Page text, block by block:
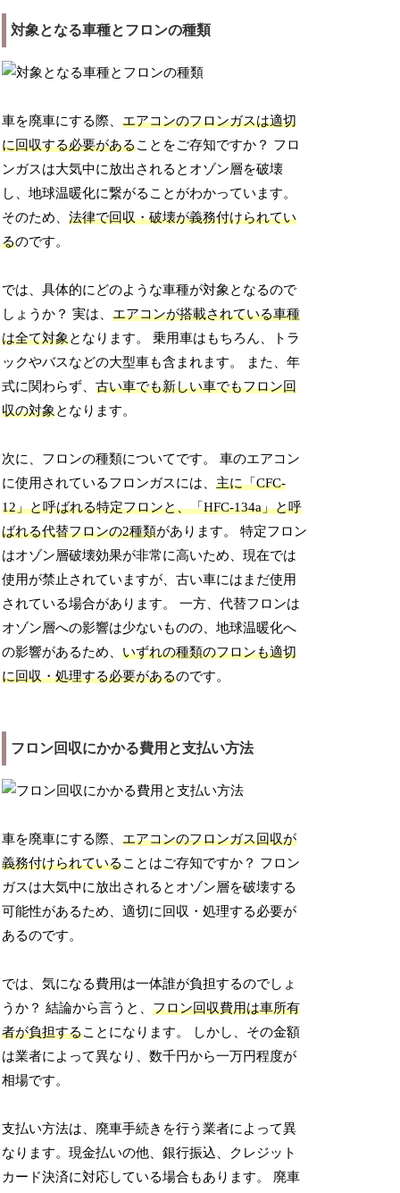
対象となる車種とフロンの種類
車を廃車にする際、エアコンのフロンガスは適切
に回収する必要があることをご存知ですか？ フロ
ンガスは大気中に放出されるとオゾン層を破壊
し、地球温暖化に繋がることがわかっています。
そのため、法律で回収・破壊が義務付けられてい
るのです。
では、具体的にどのような車種が対象となるので
しょうか？ 実は、エアコンが搭載されている車種
は全て対象となります。 乗用車はもちろん、トラ
ックやバスなどの大型車も含まれます。 また、年
式に関わらず、古い車でも新しい車でもフロン回
収の対象となります。
次に、フロンの種類についてです。 車のエアコン
に使用されているフロンガスには、主に「CFC-
12」と呼ばれる特定フロンと、「HFC-134a」と呼
ばれる代替フロンの2種類があります。 特定フロン
はオゾン層破壊効果が非常に高いため、現在では
使用が禁止されていますが、古い車にはまだ使用
されている場合があります。 一方、代替フロンは
オゾン層への影響は少ないものの、地球温暖化へ
の影響があるため、いずれの種類のフロンも適切
に回収・処理する必要があるのです。
フロン回収にかかる費用と支払い方法
車を廃車にする際、エアコンのフロンガス回収が
義務付けられていることはご存知ですか？ フロン
ガスは大気中に放出されるとオゾン層を破壊する
可能性があるため、適切に回収・処理する必要が
あるのです。
では、気になる費用は一体誰が負担するのでしょ
うか？ 結論から言うと、フロン回収費用は車所有
者が負担することになります。 しかし、その金額
は業者によって異なり、数千円から一万円程度が
相場です。
支払い方法は、廃車手続きを行う業者によって異
なります。現金払いの他、銀行振込、クレジット
カード決済に対応している場合もあります。 廃車